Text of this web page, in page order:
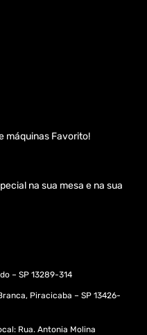
máquinas Favorito!
na sua mesa e na sua
– SP 13289-314
Piracicaba – SP 13426-
Rua. Antonia Molina